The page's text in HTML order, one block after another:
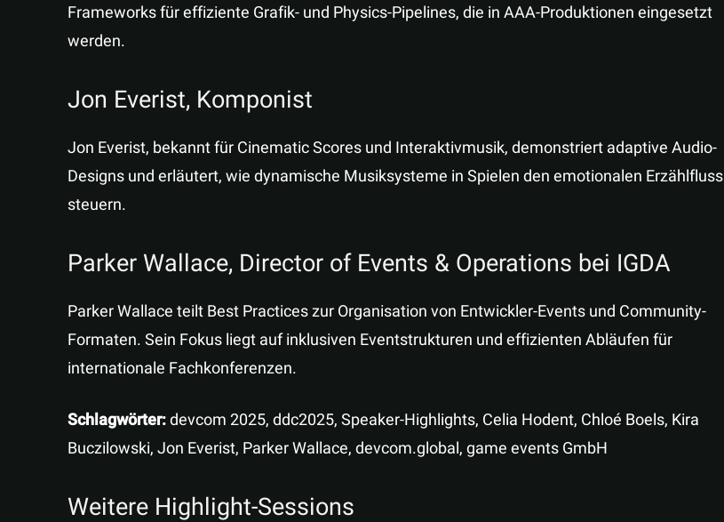
Frameworks für effiziente Grafik- und Physics-Pipelines, die in AAA-Produktionen eingesetzt
werden.
Jon Everist, Komponist
Jon Everist, bekannt für Cinematic Scores und Interaktivmusik, demonstriert adaptive Audio-
Designs und erläutert, wie dynamische Musiksysteme in Spielen den emotionalen Erzählfluss
steuern.
Parker Wallace, Director of Events & Operations bei IGDA
Parker Wallace teilt Best Practices zur Organisation von Entwickler-Events und Community-
Formaten. Sein Fokus liegt auf inklusiven Eventstrukturen und effizienten Abläufen für
internationale Fachkonferenzen.
Schlagwörter:devcom 2025, ddc2025, Speaker-Highlights, Celia Hodent, Chloé Boels, Kira
Buczilowski, Jon Everist, Parker Wallace, devcom.global, game events GmbH
Weitere Highlight-Sessions